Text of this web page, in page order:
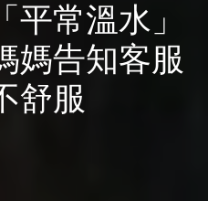
常溫水」
媽告知客服
舒服